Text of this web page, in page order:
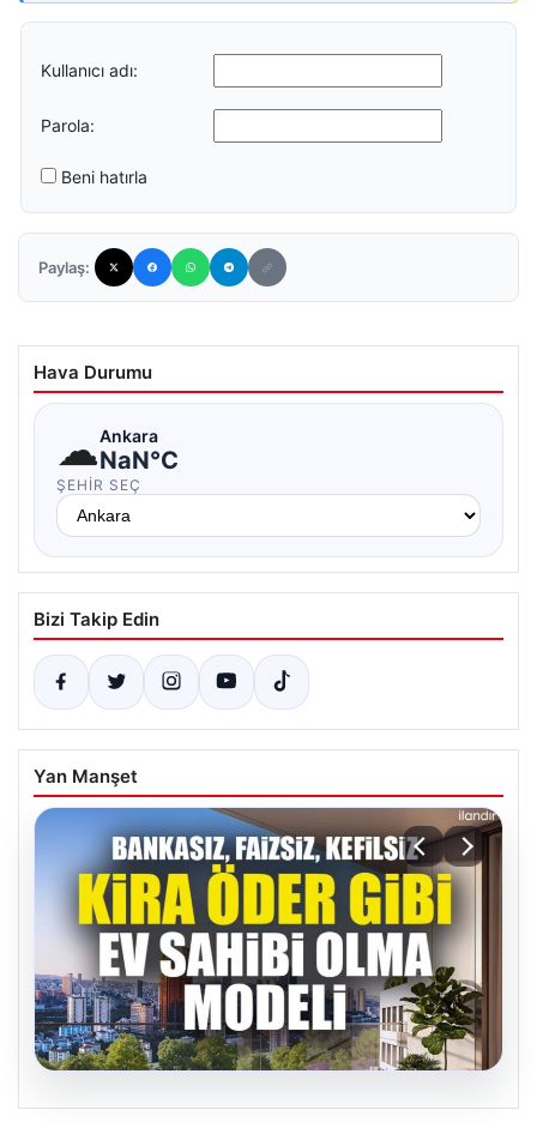
Kullanıcı adı:
Parola:
Beni hatırla
Paylaş:
Hava Durumu
☁Ankara
NaN°C
ŞEHIR SEÇ
Bizi Takip Edin
Yan Manşet
04.08.2026